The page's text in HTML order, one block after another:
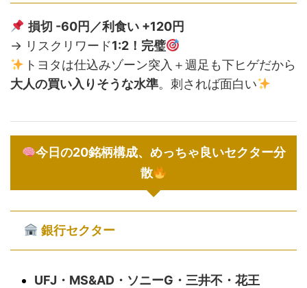
損切 -60円／利食い +120円
→ リスクリワード1:2！完璧
トヨタは仕込みゾーン突入＋週足も下ヒゲだから
大人の買い入りそうな水準。刺されば面白い
今日の20銘柄構成、めっちゃ良いセクター分
散
銀行セクター
UFJ・MS&AD・ソニーG・三井不・花王